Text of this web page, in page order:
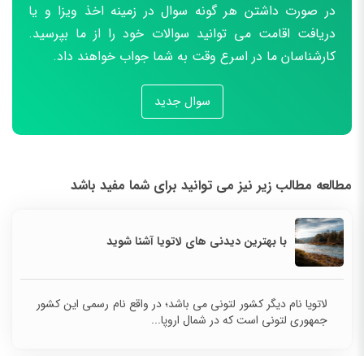
در صورت داشتن هر گونه سوال در زمینه اخذ ویزا و یا
دریافت اقامت می توانید سوالات خود را از ما بپرسید.
کارشناسان ما در اسرع وقت به شما جواب خواهند داد.
سوال جدید
مطالعه مطالب زیر نیز می توانید برای شما مفید باشد
با بهترین دیدنی های لاتویا آشنا شوید
لاتویا نام دیگر کشور لتونی می باشد؛ در واقع نام رسمی این کشور
جمهوری لتونی است که در شمال اروپا...